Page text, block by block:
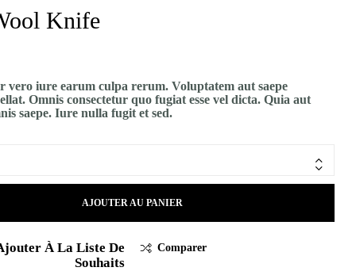
Knife
vero iure earum culpa rerum. Voluptatem aut saepe
Omnis consectetur quo fugiat esse vel dicta. Quia aut
saepe. Iure nulla fugit et sed.
AJOUTER AU PANIER
À La Liste De
Souhaits
Comparer